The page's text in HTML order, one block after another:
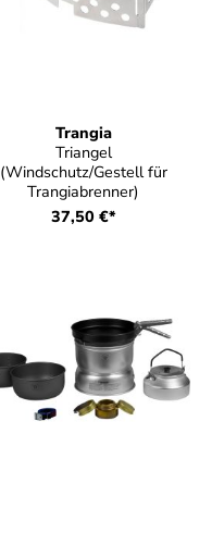
Trangia
Triangel
(Windschutz/Gestell für
Trangiabrenner)
37,50 €*